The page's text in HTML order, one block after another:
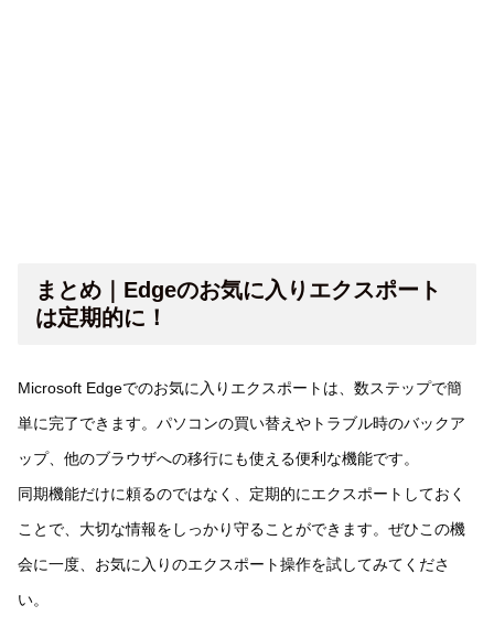
まとめ｜Edgeのお気に入りエクスポート
は定期的に！
Microsoft Edgeでのお気に入りエクスポートは、数ステップで簡
単に完了できます。パソコンの買い替えやトラブル時のバックア
ップ、他のブラウザへの移行にも使える便利な機能です。
同期機能だけに頼るのではなく、定期的にエクスポートしておく
ことで、大切な情報をしっかり守ることができます。ぜひこの機
会に一度、お気に入りのエクスポート操作を試してみてくださ
い。